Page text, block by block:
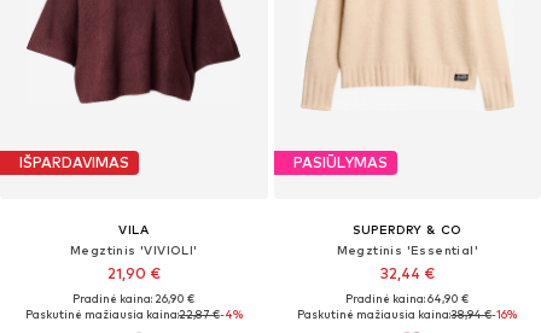
IŠPARDAVIMAS
VILA
Megztinis 'VIVIOLI'
21,90 €
Pradinė kaina: 26,90 €
Paskutinė mažiausia kaina:22,87 €-4%
PASIŪLYMAS
SUPERDRY & CO
Megztinis 'Essential'
32,44 €
Pradinė kaina: 64,90 €
Paskutinė mažiausia kaina:38,94 €-16%